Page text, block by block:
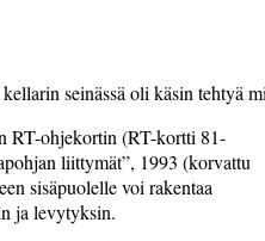
kellarin seinässä oli käsin
RT-ohjekortin (RT-kortti ­81-
liittymät”, 1993 (korvattu
sisäpuolelle voi rakentaa
ja levytyksin.